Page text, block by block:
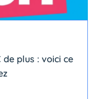
plus : voici ce